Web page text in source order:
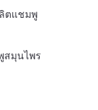
ตแชมพู
สมุนไพร